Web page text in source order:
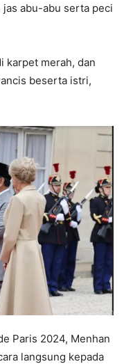
abu-abu serta peci
karpet merah, dan
beserta istri,
Paris 2024, Menhan
langsung kepada